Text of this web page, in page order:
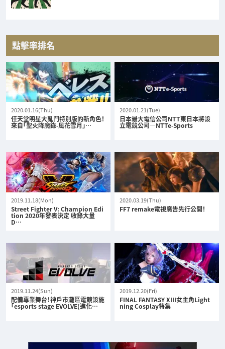
點擊率排名
2020.01.16(Thu)
任天堂明星大亂鬥特別版的新角色！
來自「聖火降魔錄-風花雪月」…
2020.01.21(Tue)
日本最大電信公司NTT東日本將設
立電競公司—NTTe-Sports
2019.11.18(Mon)
Street Fighter V: Champion Edi
tion 2020年發表決定 收錄大量
D…
2020.03.19(Thu)
FF7 remake電視廣告先行公開！
2019.11.24(Sun)
配備專業舞台！神戶市灘區電競設施
「esports stage EVOLVE(進化…
2019.12.20(Fri)
FINAL FANTASY XIII女主角Light
ning Cosplay特集